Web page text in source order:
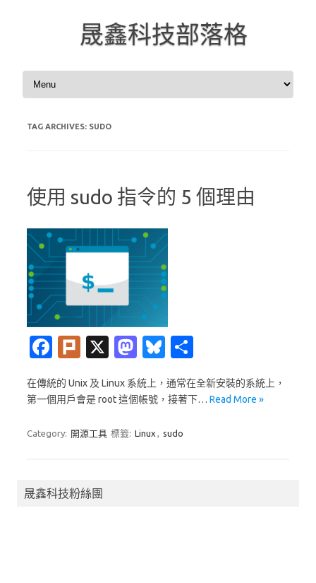
晟鑫科技部落格
Skip to content
TAG ARCHIVES: SUDO
使用 sudo 指令的 5 個理由
Fa
e
o
k
Pl
k
X
M
t
d
Bl
es
y
在傳統的 Unix 及 Linux 系統上，通常在全新安裝的系統上，
第一個用戶會是 root 這個帳號，接著下… Read More »
Category: 開源工具 標籤: Linux , sudo
晟鑫科技粉絲團